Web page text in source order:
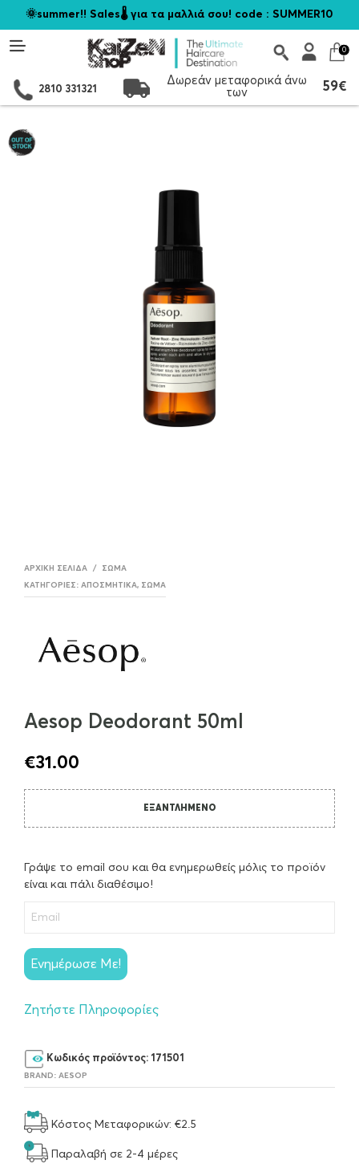
🌞summer!! Sales🌡️ για τα μαλλιά σου! code : SUMMER10
0
2810 331321
Δωρεάν μεταφορικά άνω
των
59€
ΑΡΧΙΚΉ ΣΕΛΊΔΑ / ΣΏΜΑ
ΚΑΤΗΓΟΡΊΕΣ: ΑΠΟΣΜΗΤΙΚΆ, ΣΏΜΑ
Aesop Deodorant 50ml
€31.00
ΕΞΑΝΤΛΗΜΈΝΟ
Γράψε το email σου και θα ενημερωθείς μόλις το προϊόν
είναι και πάλι διαθέσιμο!
Ενημέρωσε Με!
Ζητήστε Πληροφορίες
Κωδικός προϊόντος: 171501
BRAND: AESOP
Κόστος Μεταφορικών: €2.5
Παραλαβή σε 2-4 μέρες